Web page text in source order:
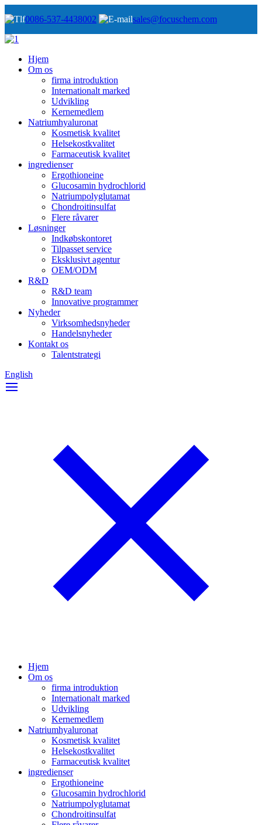
0086-537-4438002 sales@focuschem.com
Hjem
Om os
firma introduktion
Internationalt marked
Udvikling
Kernemedlem
Natriumhyaluronat
Kosmetisk kvalitet
Helsekostkvalitet
Farmaceutisk kvalitet
ingredienser
Ergothioneine
Glucosamin hydrochlorid
Natriumpolyglutamat
Chondroitinsulfat
Flere råvarer
Løsninger
Indkøbskontoret
Tilpasset service
Eksklusivt agentur
OEM/ODM
R&D
R&D team
Innovative programmer
Nyheder
Virksomhedsnyheder
Handelsnyheder
Kontakt os
Talentstrategi
English
Hjem
Om os
firma introduktion
Internationalt marked
Udvikling
Kernemedlem
Natriumhyaluronat
Kosmetisk kvalitet
Helsekostkvalitet
Farmaceutisk kvalitet
ingredienser
Ergothioneine
Glucosamin hydrochlorid
Natriumpolyglutamat
Chondroitinsulfat